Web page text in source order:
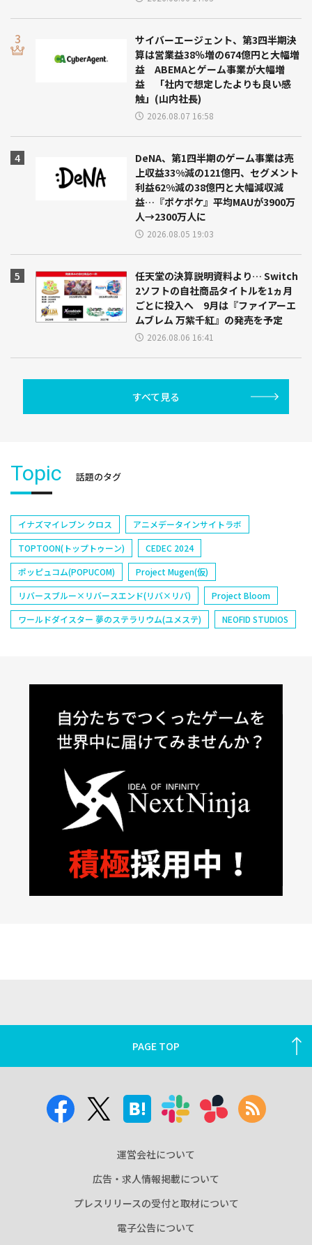
サイバーエージェント、第3四半期決
算は営業益38％増の674億円と大幅増
益 ABEMAとゲーム事業が大幅増
益 「社内で想定したよりも良い感
触」(山内社長)
2026.08.07 16:58
DeNA、第1四半期のゲーム事業は売
上収益33%減の121億円、セグメント
利益62%減の38億円と大幅減収減
益…『ポケポケ』平均MAUが3900万
人→2300万人に
2026.08.05 19:03
任天堂の決算説明資料より… Switch
2ソフトの自社商品タイトルを1ヵ月
ごとに投入へ 9月は『ファイアーエ
ムブレム 万紫千紅』の発売を予定
2026.08.06 16:41
すべて見る
Topic 話題のタグ
イナズマイレブン クロス
アニメデータインサイトラボ
TOPTOON(トップトゥーン)
CEDEC 2024
ポッピュコム(POPUCOM)
Project Mugen(仮)
リバースブルー×リバースエンド(リバ×リバ)
Project Bloom
ワールドダイスター 夢のステラリウム(ユメステ)
NEOFID STUDIOS
PAGE TOP
運営会社について
広告・求人情報掲載について
プレスリリースの受付と取材について
電子公告について